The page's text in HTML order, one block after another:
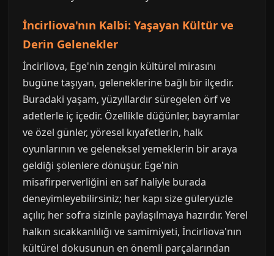
İncirliova'nın Kalbi: Yaşayan Kültür ve
Derin Gelenekler
İncirliova, Ege'nin zengin kültürel mirasını
bugüne taşıyan, geleneklerine bağlı bir ilçedir.
Buradaki yaşam, yüzyıllardır süregelen örf ve
adetlerle iç içedir. Özellikle düğünler, bayramlar
ve özel günler, yöresel kıyafetlerin, halk
oyunlarının ve geleneksel yemeklerin bir araya
geldiği şölenlere dönüşür. Ege'nin
misafirperverliğini en saf haliyle burada
deneyimleyebilirsiniz; her kapı size güleryüzle
açılır, her sofra sizinle paylaşılmaya hazırdır. Yerel
halkın sıcakkanlılığı ve samimiyeti, İncirliova'nın
kültürel dokusunun en önemli parçalarından